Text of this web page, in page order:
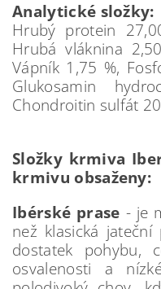
Analytické složky:
Hrubý protein
Hrubá vláknina
Vápník 1,75 %,
Glukosamin
Chondroitin sulfát
Složky krmiva
krmivu obsaženy:
Ibérské prase - je
než klasická
dostatek pohybu,
osvalenosti a